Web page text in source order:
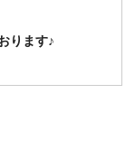
ります♪